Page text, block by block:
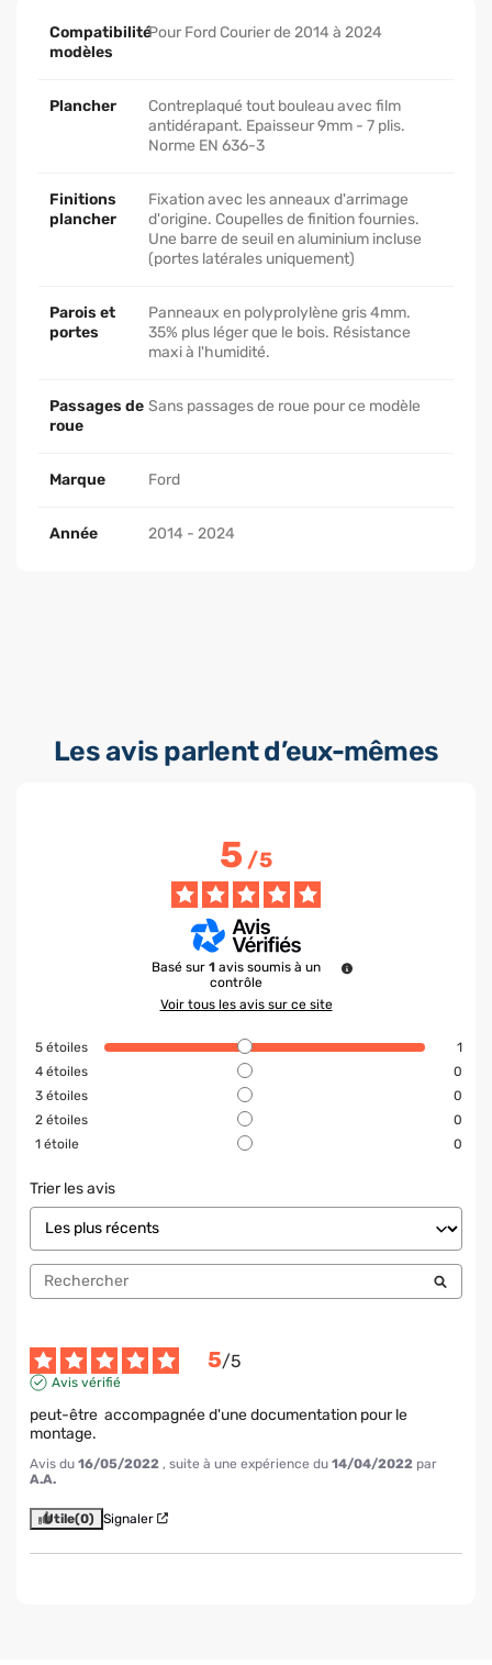
Compatibilité
modèles
Pour Ford Courier de 2014 à 2024
Plancher
Contreplaqué tout bouleau avec film
antidérapant. Epaisseur 9mm - 7 plis.
Norme EN 636-3
Finitions
plancher
Fixation avec les anneaux d'arrimage
d'origine. Coupelles de finition fournies.
Une barre de seuil en aluminium incluse
(portes latérales uniquement)
Parois et
portes
Panneaux en polyprolylène gris 4mm.
35% plus léger que le bois. Résistance
maxi à l'humidité.
Passages de
roue
Sans passages de roue pour ce modèle
Marque Ford
Année 2014 - 2024
Les avis parlent d’eux-mêmes
5/5
Basé sur 1 avis soumis à un
contrôle
Voir tous les avis sur ce site
5 étoiles
1
4 étoiles
0
3 étoiles
0
2 étoiles
0
1 étoile 0
Trier les avis
5/5
Avis vérifié
peut-être  accompagnée d'une documentation pour le
montage.
Avis du 16/05/2022 , suite à une expérience du 14/04/2022 par
A.A.
Utile(0) Signaler